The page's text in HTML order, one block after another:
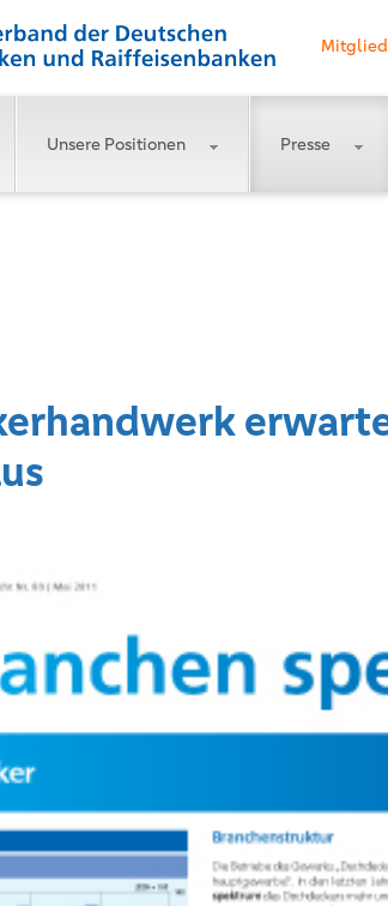
Unsere Positionen Presse